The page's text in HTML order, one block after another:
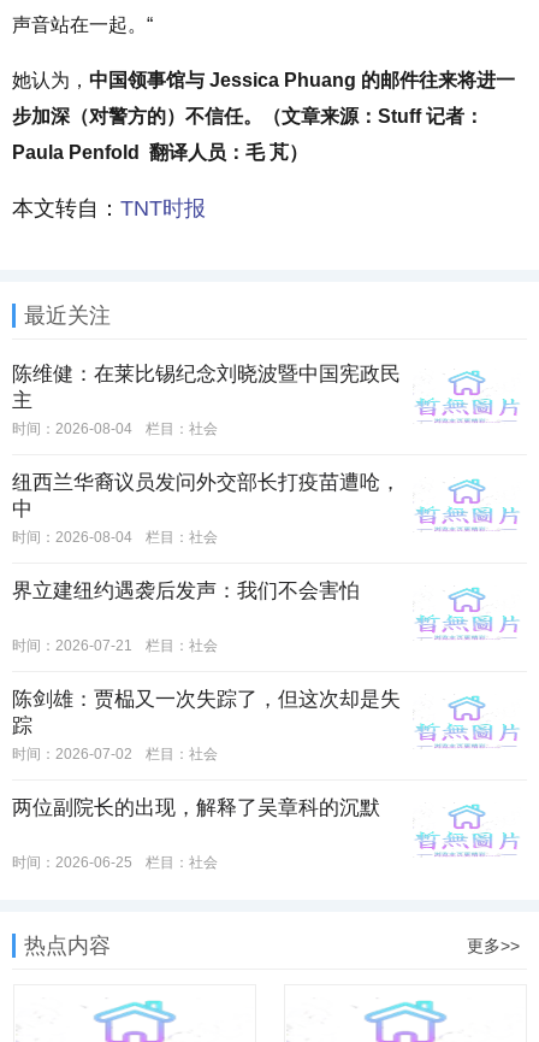
声音站在一起。“
她认为， 中国领事馆与 Jessica Phuang 的邮件往来将进一
步加深（对警方的）不信任。（文章来源：Stuff 记者：
Paula Penfold 翻译人员：毛 芃）
本文转自： TNT时报
最近关注
陈维健：在莱比锡纪念刘晓波暨中国宪政民
主
时间：2026-08-04 栏目： 社会
纽西兰华裔议员发问外交部长打疫苗遭呛，
中
时间：2026-08-04 栏目： 社会
界立建纽约遇袭后发声：我们不会害怕
时间：2026-07-21 栏目： 社会
陈剑雄：贾榀又一次失踪了，但这次却是失
踪
时间：2026-07-02 栏目： 社会
两位副院长的出现，解释了吴章科的沉默
时间：2026-06-25 栏目： 社会
热点内容 更多>>